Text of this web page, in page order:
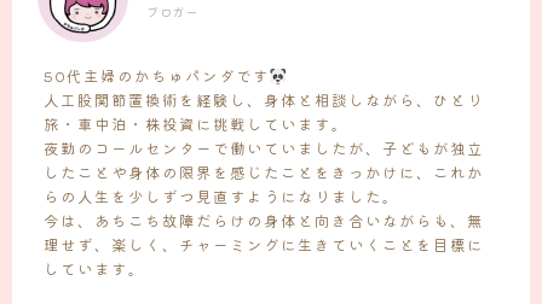
ブロガー
50代主婦のかちゅパンダです
人工股関節置換術を経験し、身体と相談しながら、ひとり
旅・車中泊・株投資に挑戦しています。
夜勤のコールセンターで働いていましたが、子どもが独立
したことや身体の限界を感じたことをきっかけに、これか
らの人生を少しずつ見直すようになりました。
今は、あちこち故障だらけの身体と向き合いながらも、無
理せず、楽しく、チャーミングに生きていくことを目標に
しています。